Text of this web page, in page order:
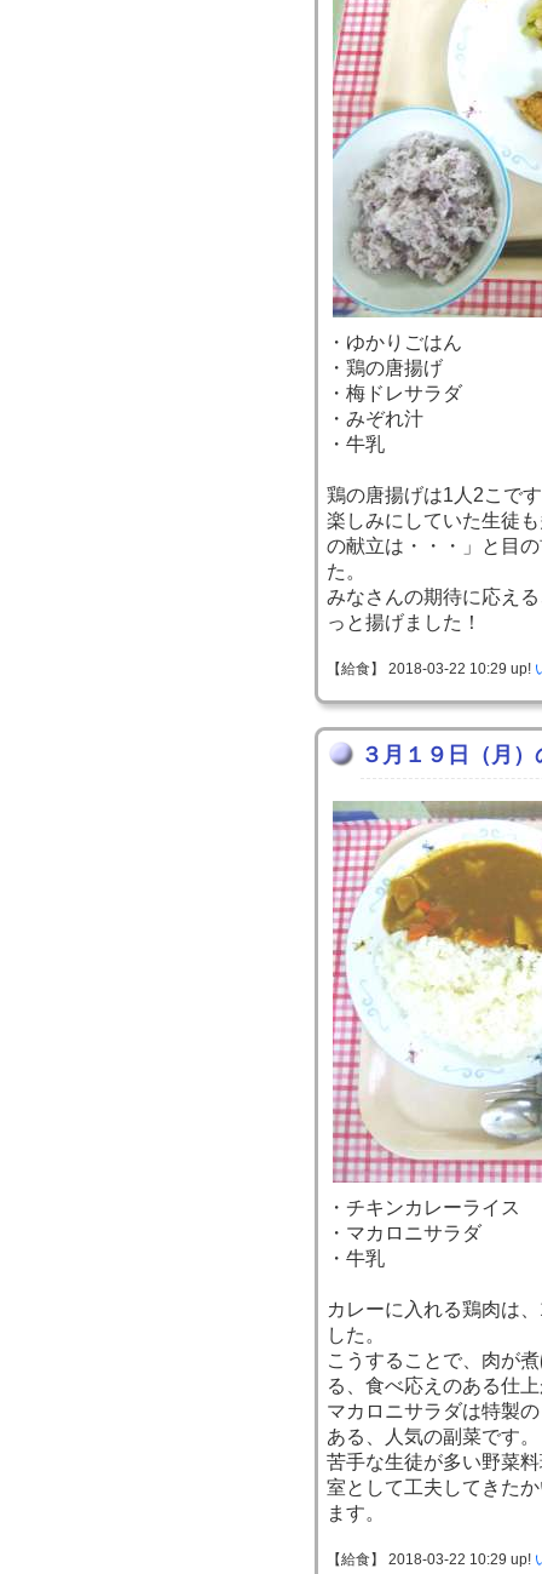
・ゆかりごはん
・鶏の唐揚げ
・梅ドレサラダ
・みぞれ汁
・牛乳
鶏の唐揚げは1人2こで
楽しみにしていた生徒
の献立は・・・」と目
た。
みなさんの期待に応え
っと揚げました！
【給食】 2018-03-22 10:29 up!
３月１９日（月）
・チキンカレーライス
・マカロニサラダ
・牛乳
カレーに入れる鶏肉は
した。
こうすることで、肉が
る、食べ応えのある仕
マカロニサラダは特製
ある、人気の副菜です。
苦手な生徒が多い野菜
室として工夫してきた
ます。
【給食】 2018-03-22 10:29 up!